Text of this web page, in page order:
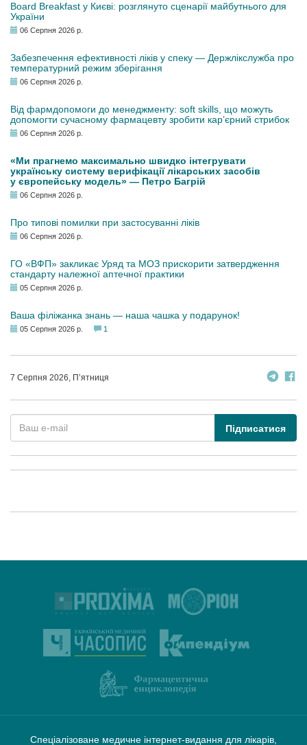
Board Breakfast у Києві: розглянуто сценарії майбутнього для
України
06 Серпня 2026 р.
Забезпечення ефективності ліків у спеку — Держлікслужба про
температурний режим зберігання
06 Серпня 2026 р.
Від фармдопомоги до менеджменту: soft skills, що можуть
допомогти сучасному фармацевту зробити кар’єрний стрибок
06 Серпня 2026 р.
«Ми прагнемо максимально швидко інтегрувати
українську систему верифікації лікарських засобів
у європейську модель» — Петро Багрій
06 Серпня 2026 р.
Про типові помилки при застосуванні ліків
06 Серпня 2026 р.
ГО «ВФП» закликає Уряд та МОЗ прискорити затвердження
стандарту належної аптечної практики
05 Серпня 2026 р.
Ваша філіжанка знань — наша чашка у подарунок!
05 Серпня 2026 р. 1
7 Серпня 2026, П’ятниця
Підписатися
Спеціалізоване медичне інтернет-видання для лікарів,